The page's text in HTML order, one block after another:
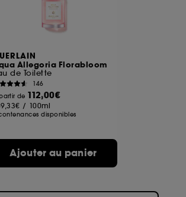
Allegoria Florabloom
de Toilette
146
de 112,00€
/ 100ml
disponibles
Ajouter au panier